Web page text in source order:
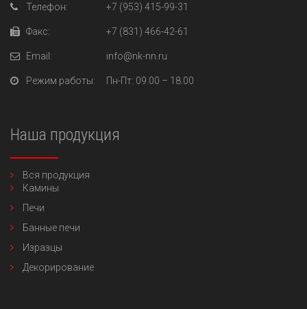
Телефон: +7 (953) 415-99-31
Факс: +7 (831) 466-42-61
Email: info@nk-nn.ru
Режим работы: Пн-Пт: 09.00 – 18.00
Наша продукция
Вся продукция
Камины
Печи
Банные печи
Изразцы
Декорирование